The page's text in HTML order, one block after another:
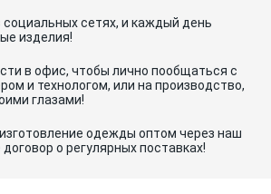
сетях, и каждый день
изделия!
в офис, чтобы лично пообщаться с
и технологом, или на производство,
глазами!
одежды оптом через наш
о регулярных поставках!